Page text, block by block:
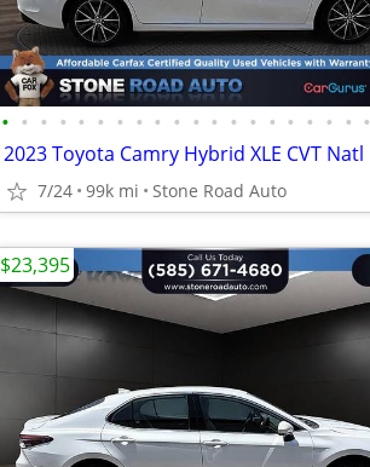
• • • • • • • • • • • • • • • • • • • •
2023 Toyota Camry Hybrid XLE CVT Natl
7/24 99k mi Stone Road Auto
$23,395